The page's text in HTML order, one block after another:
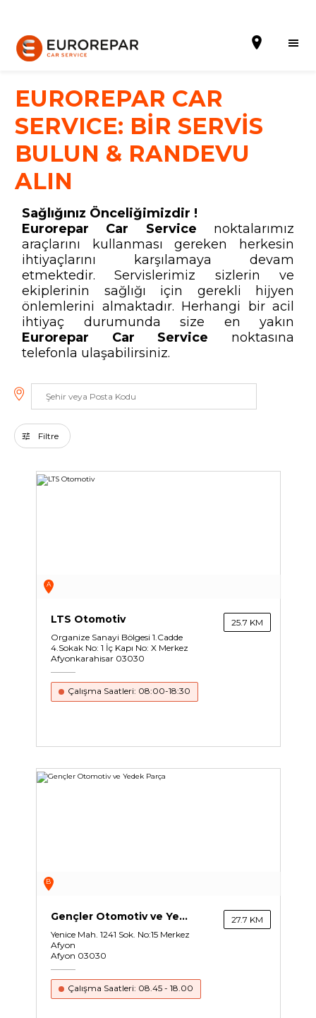
Randevu al
Hakkımızda
Hizmetler
Kampanyalar
Haberler
Blog
Tüm servisler
EUROREPAR CAR
SERVICE: BİR SERVİS
BULUN & RANDEVU
ALIN
Sağlığınız Önceliğimizdir !
Eurorepar Car Service noktalarımız
araçlarını kullanması gereken herkesin
ihtiyaçlarını karşılamaya devam
etmektedir. Servislerimiz sizlerin ve
ekiplerinin sağlığı için gerekli hijyen
önlemlerini almaktadır. Herhangi bir acil
ihtiyaç durumunda size en yakın
Eurorepar Car Service noktasına
telefonla ulaşabilirsiniz.
Filtre
A
LTS Otomotiv
Organize Sanayi Bölgesi 1.Cadde
4.Sokak No: 1 İç Kapı No: X Merkez
Afyonkarahisar 03030
25.7 KM
Çalışma Saatleri: 08:00-18:30
B
Gençler Otomotiv ve Yedek Parça
Yenice Mah. 1241 Sok. No:15 Merkez
Afyon
Afyon 03030
27.7 KM
Çalışma Saatleri: 08.45 - 18.00